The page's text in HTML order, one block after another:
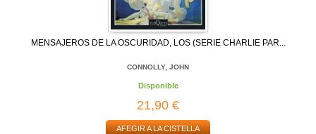
MENSAJEROS DE LA OSCURIDAD, LOS (SERIE CHARLIE PAR...
CONNOLLY, JOHN
Disponible
21,90 €
AFEGIR A LA CISTELLA